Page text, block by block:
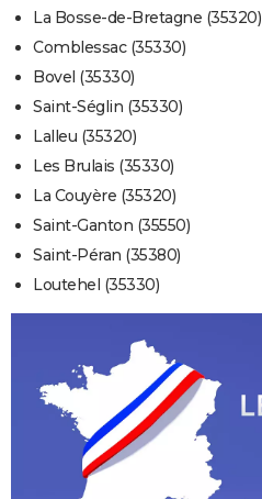
La Bosse-de-Bretagne (35320)
Comblessac (35330)
Bovel (35330)
Saint-Séglin (35330)
Lalleu (35320)
Les Brulais (35330)
La Couyère (35320)
Saint-Ganton (35550)
Saint-Péran (35380)
Loutehel (35330)